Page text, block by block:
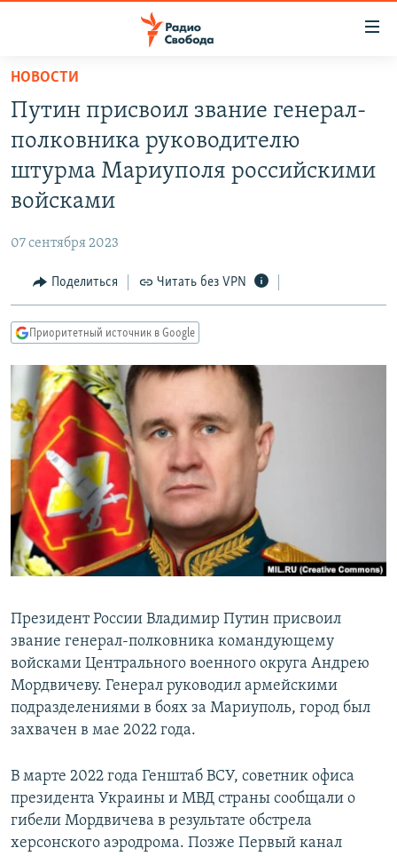
упрощенного
доступа
основному
содержанию
навигации
Вернутся
ПОДКАСТЫ
АВТОРСКИЕ ПРОЕКТЫ
ЦИТАТЫ СВОБОДЫ
КУЛЬТУРА
IDEL.РЕАЛИИ
КАВКАЗ.РЕАЛИИ
СИБИРЬ.РЕАЛИИ
РАСПИСАНИЕ ВЕЩАНИЯ
ПОДПИШИТЕСЬ НА РАССЫЛКУ
СОЦИАЛЬНЫЕ СЕТИ
Все сайты РСЕ/РС
НОВОСТИ
Путин присвоил звание генерал-
полковника руководителю
штурма Мариуполя российскими
войсками
07 сентября 2023
Поделиться Читать без VPN
Приоритетный источник в Google
Президент России Владимир Путин присвоил
звание генерал-полковника командующему
войсками Центрального военного округа Андрею
Мордвичеву. Генерал руководил армейскими
подразделениями в боях за Мариуполь, город был
захвачен в мае 2022 года.
В марте 2022 года Генштаб ВСУ, советник офиса
президента Украины и МВД страны сообщали о
гибели Мордвичева в результате обстрела
херсонского аэродрома. Позже Первый канал